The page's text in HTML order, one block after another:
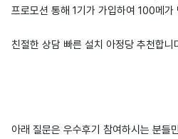
프로모션 통해 1기가 가입하여 100메가
친절한 상담 빠른 설치 아정당 추천합니
아래 질문은 우수후기 참여하시는 분들